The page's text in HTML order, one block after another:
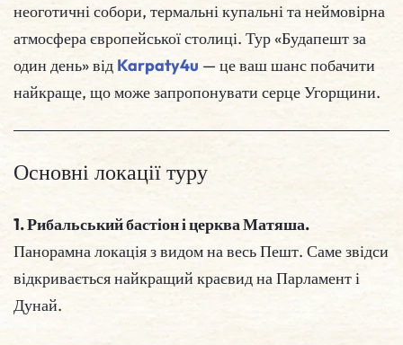
неоготичні собори, термальні купальні та неймовірна
атмосфера європейської столиці. Тур «Будапешт за
один день» від Karpaty4u — це ваш шанс побачити
найкраще, що може запропонувати серце Угорщини.
Основні локації туру
1. Рибальський бастіон і церква Матяша.
Панорамна локація з видом на весь Пешт. Саме звідси
відкривається найкращий краєвид на Парламент і
Дунай.